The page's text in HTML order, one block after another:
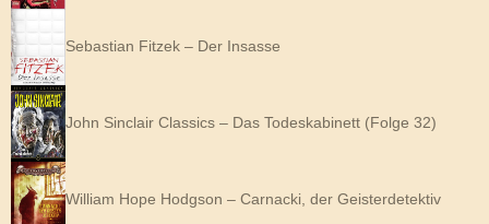
Sebastian Fitzek – Der Insasse
John Sinclair Classics – Das Todeskabinett (Folge 32)
William Hope Hodgson – Carnacki, der Geisterdetektiv